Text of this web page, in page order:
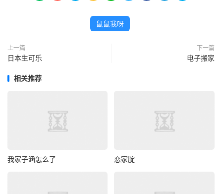
鼠鼠我呀
上一篇
日本生可乐
下一篇
电子搬家
相关推荐
我家子涵怎么了 恋家腚